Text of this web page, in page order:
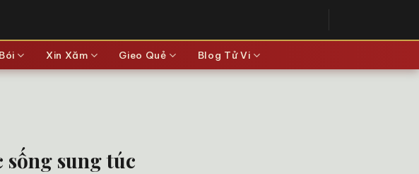
Xin Xăm Gieo Quẻ Blog Tử Vi
sống sung túc